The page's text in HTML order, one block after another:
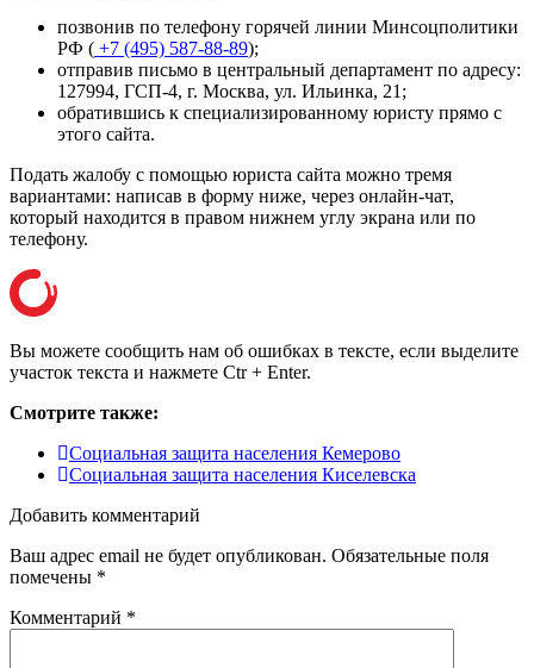
позвонив по телефону горячей линии Минсоцполитики
РФ ( +7 (495) 587-88-89);
отправив письмо в центральный департамент по адресу:
127994, ГСП-4, г. Москва, ул. Ильинка, 21 ;
обратившись к специализированному юристу прямо с
этого сайта.
Подать жалобу с помощью юриста сайта можно тремя
вариантами: написав в форму ниже, через онлайн-чат,
который находится в правом нижнем углу экрана или по
телефону.
Вы можете сообщить нам об ошибках в тексте, если выделите
участок текста и нажмете Ctr + Enter.
Смотрите также:
Социальная защита населения Кемерово
Социальная защита населения Киселевска
Добавить комментарий
Ваш адрес email не будет опубликован. Обязательные поля
помечены *
Комментарий *